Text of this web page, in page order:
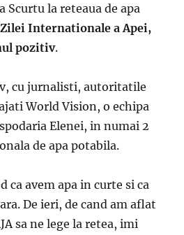
Scurtu la reteaua de apa
Zilei Internationale a Apei,
pozitiv.
cu jurnalisti, autoritatile
World Vision, o echipa
Elenei, in numai 2
de apa potabila.
ca avem apa in curte si ca
De ieri, de cand am aflat
sa ne lege la retea, imi